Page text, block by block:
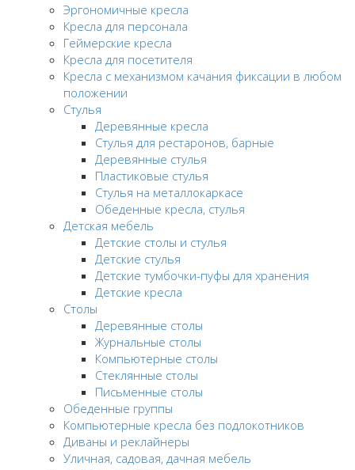
Эргономичные кресла
Кресла для персонала
Геймерские кресла
Кресла для посетителя
Кресла с механизмом качания фиксации в любом
положении
Стулья
Деревянные кресла
Стулья для рестаронов, барные
Деревянные стулья
Пластиковые стулья
Стулья на металлокаркасе
Обеденные кресла, стулья
Детская мебель
Детские столы и стулья
Детские стулья
Детские тумбочки-пуфы для хранения
Детские кресла
Столы
Деревянные столы
Журнальные столы
Компьютерные столы
Стеклянные столы
Письменные столы
Обеденные группы
Компьютерные кресла без подлокотников
Диваны и реклайнеры
Уличная, садовая, дачная мебель